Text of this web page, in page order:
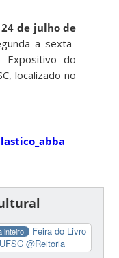
24 de julho de
a sexta-
do
localizado no
inteiro
Feira do Livro
@Reitoria